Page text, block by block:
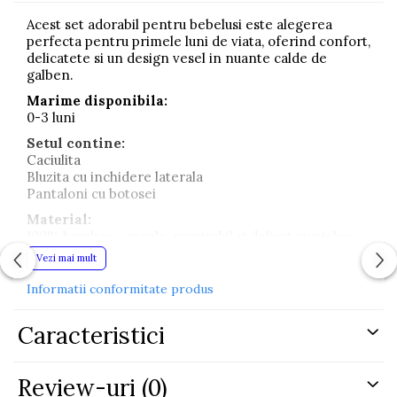
Acest set adorabil pentru bebelusi este alegerea
perfecta pentru primele luni de viata, oferind confort,
delicatete si un design vesel in nuante calde de
galben.
Marime disponibila:
0-3 luni
Setul contine:
Caciulita
Bluzita cu inchidere laterala
Pantaloni cu botosei
Material:
sensibila a bebelusului
Setul impresioneaza prin textura reiata fina si
aplicatiile simpatice cu girafa, oferind un aspect
Bluzita cu inchidere laterala este practica si usor de
integrati ajuta la mentinerea confortului termic si
Vezi mai mult
Informatii conformitate produs
Caracteristici
Review-uri (0)